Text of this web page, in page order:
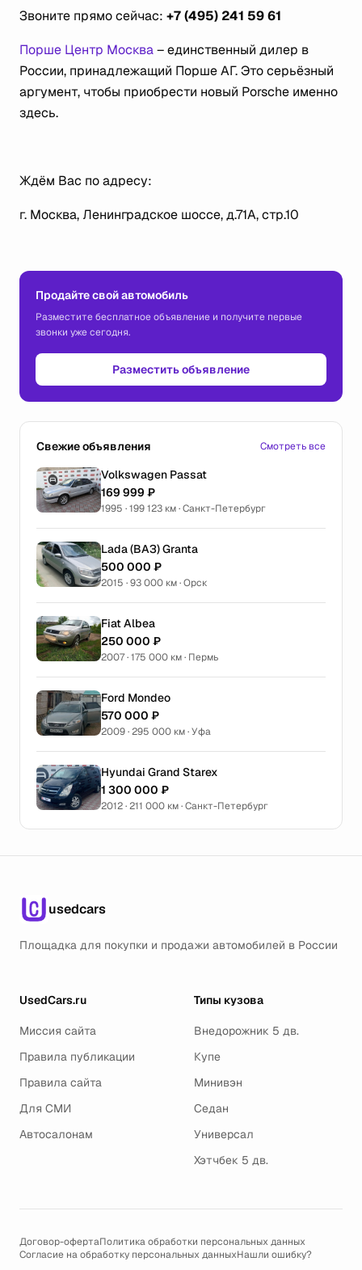
Звоните прямо сейчас: +7 (495) 241 59 61
Порше Центр Москва– единственный дилер в
России, принадлежащий Порше АГ. Это серьёзный
аргумент, чтобы приобрести новый Porsche именно
здесь.
Ждём Вас по адресу:
г. Москва, Ленинградское шоссе, д.71А, стр.10
Продайте свой автомобиль
Разместите бесплатное объявление и получите первые
звонки уже сегодня.
Разместить объявление
Свежие объявления Смотреть все
Volkswagen Passat
169 999 ₽
1995 · 199 123 км · Санкт-Петербург
Lada (ВАЗ) Granta
500 000 ₽
2015 · 93 000 км · Орск
Fiat Albea
250 000 ₽
2007 · 175 000 км · Пермь
Ford Mondeo
570 000 ₽
2009 · 295 000 км · Уфа
Hyundai Grand Starex
1 300 000 ₽
2012 · 211 000 км · Санкт-Петербург
usedcars
Площадка для покупки и продажи автомобилей в России
UsedCars.ru
Миссия сайта
Правила публикации
Правила сайта
Для СМИ
Автосалонам
Типы кузова
Внедорожник 5 дв.
Купе
Минивэн
Седан
Универсал
Хэтчбек 5 дв.
Договор-офертаПолитика обработки персональных данных
Согласие на обработку персональных данныхНашли ошибку?